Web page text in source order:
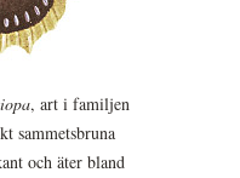
, art i familjen
sammetsbruna
och äter bland